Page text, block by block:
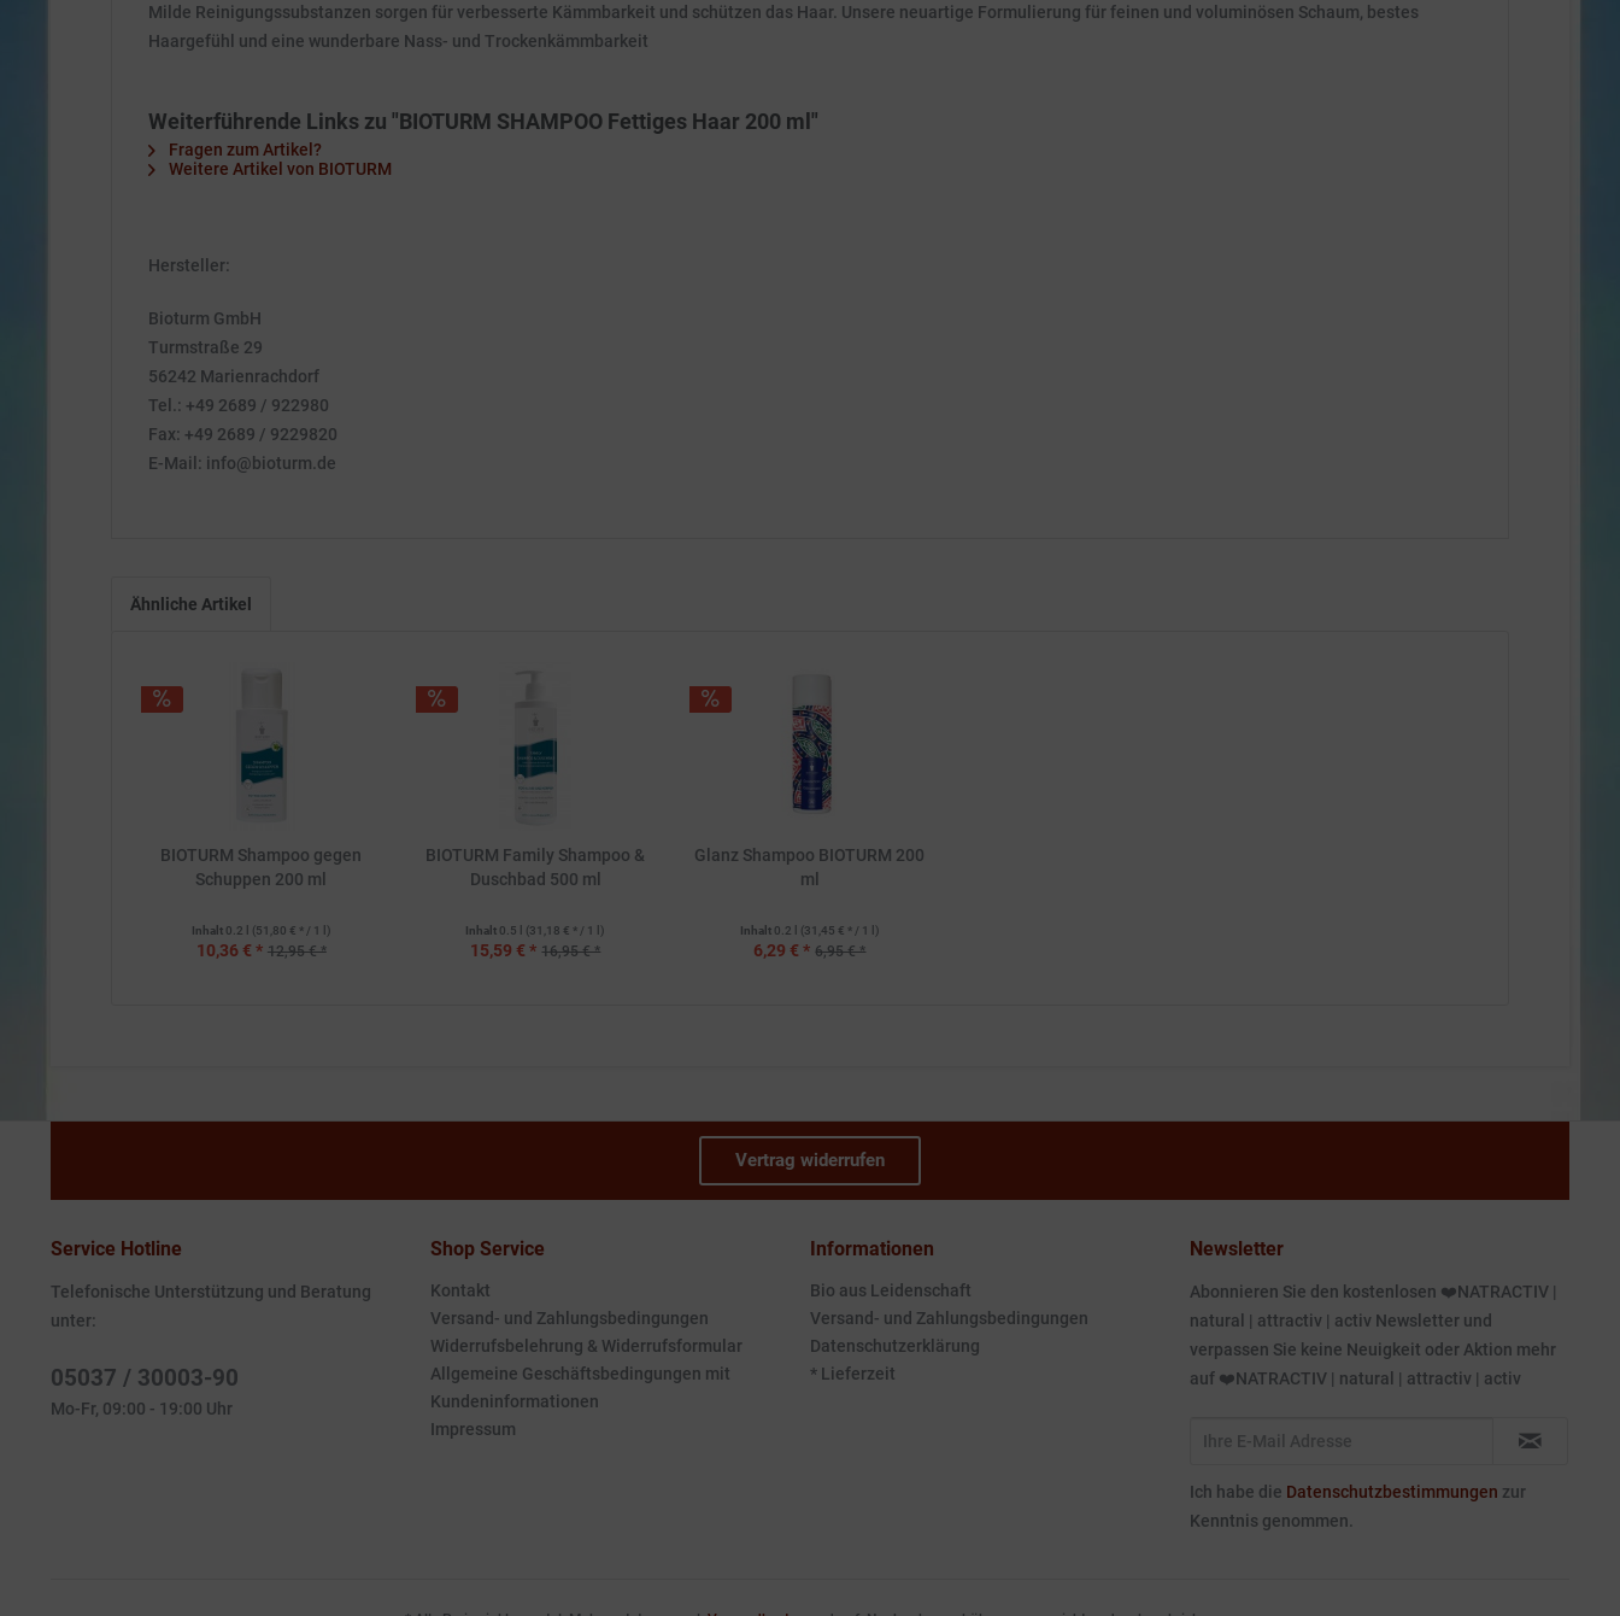
Milde Reinigungssubstanzen sorgen für verbesserte Kämmbarkeit und schützen das Haar. Unsere neuartige Formulierung für feinen und voluminösen Schaum, bestes
Haargefühl und eine wunderbare Nass- und Trockenkämmbarkeit
Weiterführende Links zu "BIOTURM SHAMPOO Fettiges Haar 200 ml"
Fragen zum Artikel?
Weitere Artikel von BIOTURM
Hersteller:
Bioturm GmbH
Turmstraße 29
56242 Marienrachdorf
Tel.: +49 2689 / 922980
Fax: +49 2689 / 9229820
E-Mail: info@bioturm.de
Ähnliche Artikel
BIOTURM Shampoo gegen
Schuppen 200 ml
Inhalt 0.2 l (51,80 € * / 1 l)
10,36 € * 12,95 € *
BIOTURM Family Shampoo &
Duschbad 500 ml
Inhalt 0.5 l (31,18 € * / 1 l)
15,59 € * 16,95 € *
Glanz Shampoo BIOTURM 200
ml
Inhalt 0.2 l (31,45 € * / 1 l)
6,29 € * 6,95 € *
Vertrag widerrufen
Service Hotline
Telefonische Unterstützung und Beratung
unter:
05037 / 30003-90
Mo-Fr, 09:00 - 19:00 Uhr
Shop Service
Kontakt
Versand- und Zahlungsbedingungen
Widerrufsbelehrung & Widerrufsformular
Allgemeine Geschäftsbedingungen mit
Kundeninformationen
Impressum
Informationen
Bio aus Leidenschaft
Versand- und Zahlungsbedingungen
Datenschutzerklärung
* Lieferzeit
Newsletter
Abonnieren Sie den kostenlosen ❤️NATRACTIV |
natural | attractiv | activ Newsletter und
verpassen Sie keine Neuigkeit oder Aktion mehr
auf ❤️NATRACTIV | natural | attractiv | activ
Ich habe die Datenschutzbestimmungen zur
Kenntnis genommen.